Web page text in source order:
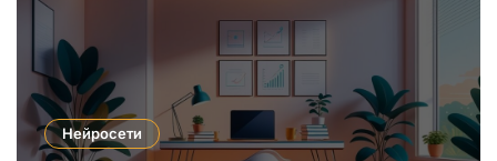
Нейросети